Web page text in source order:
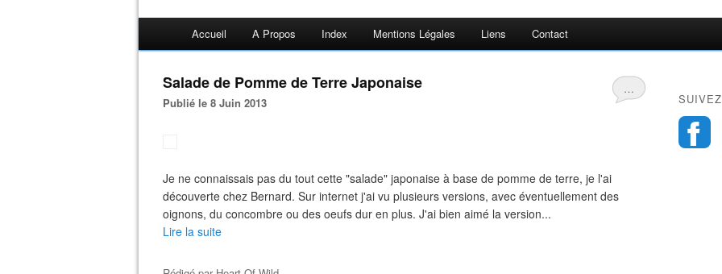
Accueil A Propos Index Mentions Légales Liens Contact
…
Salade de Pomme de Terre Japonaise
Publié le 8 Juin 2013
Je ne connaissais pas du tout cette "salade" japonaise à base de pomme de terre, je l'ai
découverte chez Bernard. Sur internet j'ai vu plusieurs versions, avec éventuellement des
oignons, du concombre ou des oeufs dur en plus. J'ai bien aimé la version...
Lire la suite